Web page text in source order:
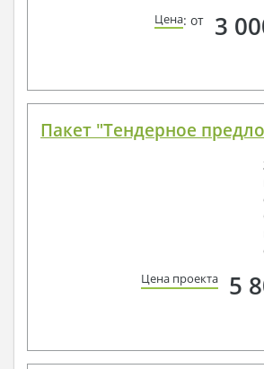
Цена: от 3
Пакет "Тендерное
Цена проекта 5